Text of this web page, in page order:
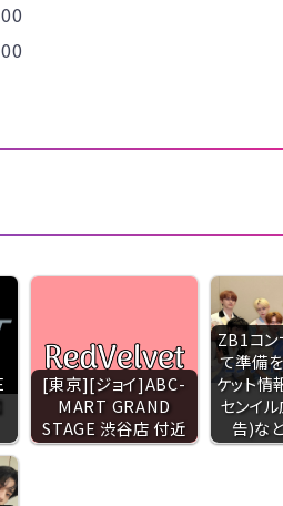
[東京][ジョイ]ABC-
MART GRAND
STAGE 渋谷店 付近
ZB1コン
て準備
ケット情
センイ
告)な